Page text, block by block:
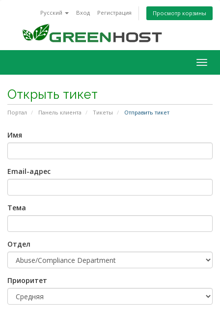
Русский Вход Регистрация Просмотр корзины
Открыть тикет
Портал Панель клиента Тикеты Отправить тикет
Имя
Email-адрес
Тема
Отдел
Приоритет